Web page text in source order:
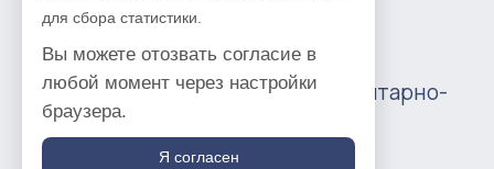
© 2016 —2026 Ивановский гуманитарно-
технический колледж
Политика в отношении обработки
для сбора статистики.
Вы можете отозвать согласие в
любой момент через настройки
браузера.
Я согласен